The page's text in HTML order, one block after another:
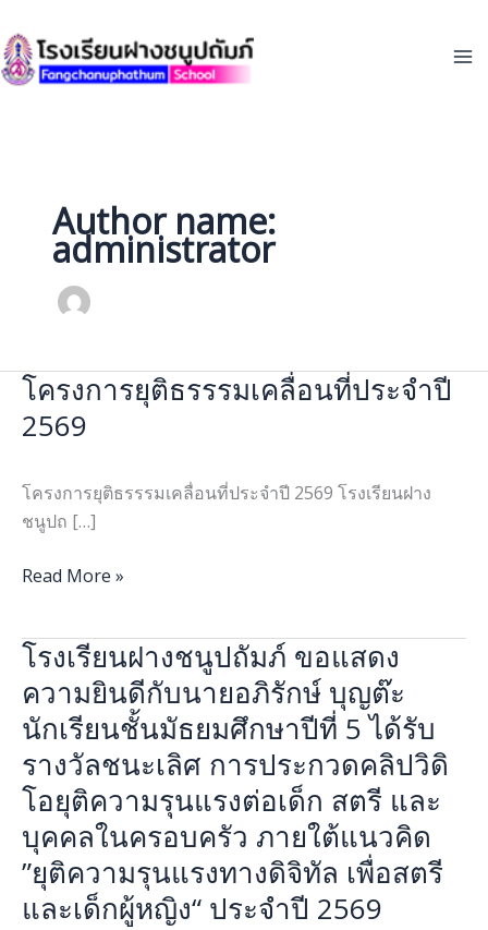
to
content
Author name:
administrator
โครงการยุติธรรรมเคลื่อนที่ประจำปี
2569
โครงการยุติธรรรมเคลื่อนที่ประจำปี 2569 โรงเรียนฝาง
ชนูปถ […]
โครงการ
ยุ
ติ
รม
เคลื่อนที่
ปี
Read More »
โรงเรียนฝางชนูปถัมภ์ ขอแสดง
ความยินดีกับนายอภิรักษ์ บุญต๊ะ
นักเรียนชั้นมัธยมศึกษาปีที่ 5 ได้รับ
รางวัลชนะเลิศ การประกวดคลิปวิดิ
โอยุติความรุนแรงต่อเด็ก สตรี และ
บุคคลในครอบครัว ภายใต้แนวคิด
”ยุติความรุนแรงทางดิจิทัล เพื่อสตรี
และเด็กผู้หญิง“ ประจำปี 2569
โรงเรียน
ฝาง
ชนูป
ถัมภ์
ขอ
แสดง
ยินดี
กับ
นาย